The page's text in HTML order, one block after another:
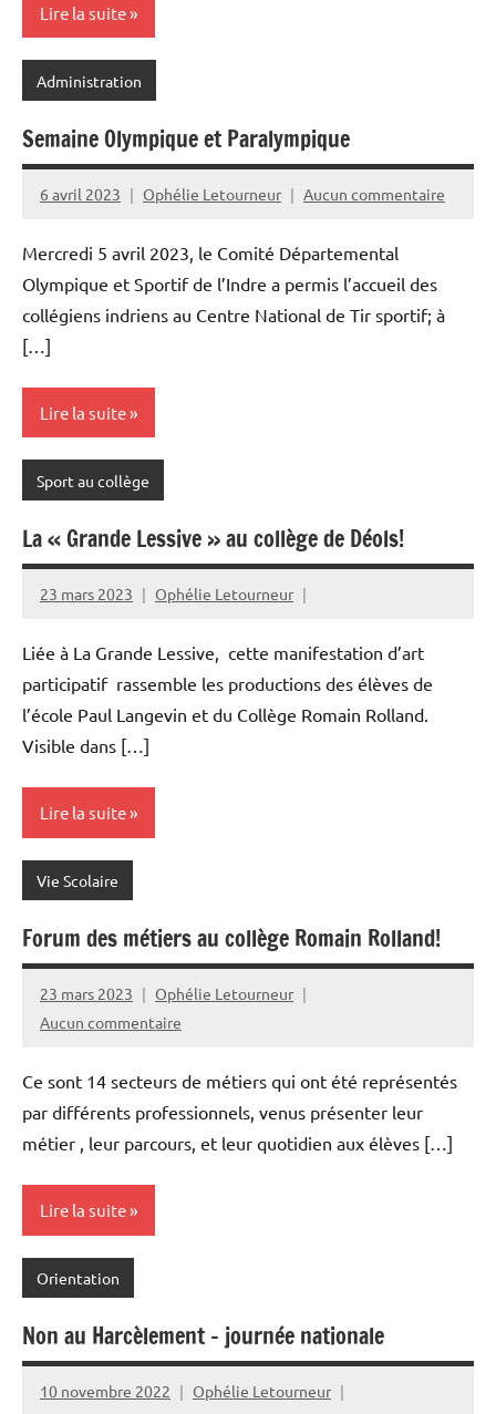
Lire la suite
Administration
Semaine Olympique et Paralympique
6 avril 2023 Ophélie Letourneur Aucun commentaire
Mercredi 5 avril 2023, le Comité Départemental
Olympique et Sportif de l’Indre a permis l’accueil des
collégiens indriens au Centre National de Tir sportif; à
[…]
Lire la suite
Sport au collège
La « Grande Lessive » au collège de Déols!
23 mars 2023 Ophélie Letourneur
Liée à La Grande Lessive, cette manifestation d’art
participatif rassemble les productions des élèves de
l’école Paul Langevin et du Collège Romain Rolland.
Visible dans […]
Lire la suite
Vie Scolaire
Forum des métiers au collège Romain Rolland!
23 mars 2023
Ophélie Letourneur
Aucun commentaire
Ce sont 14 secteurs de métiers qui ont été représentés
par différents professionnels, venus présenter leur
métier , leur parcours, et leur quotidien aux élèves […]
Lire la suite
Orientation
Non au Harcèlement – journée nationale
10 novembre 2022
Ophélie Letourneur